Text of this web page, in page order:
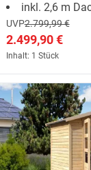
inkl. 2,6 m
UVP2.799,99 €
2.499,90 €
Inhalt: 1 Stück